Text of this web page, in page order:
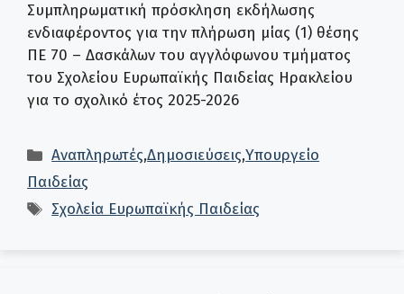
Συμπληρωματική πρόσκληση εκδήλωσης
ενδιαφέροντος για την πλήρωση μίας (1) θέσης
ΠΕ 70 – Δασκάλων του αγγλόφωνου τμήματος
του Σχολείου Ευρωπαϊκής Παιδείας Ηρακλείου
για το σχολικό έτος 2025-2026
Κατηγορίες
Αναπληρωτές,Δημοσιεύσεις,Υπουργείο
Παιδείας
Ετικέτες
Σχολεία Ευρωπαϊκής Παιδείας